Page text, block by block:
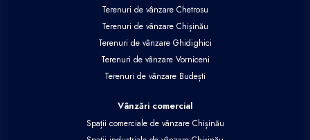
Terenuri de vânzare Chetrosu
Terenuri de vânzare Chișinău
Terenuri de vânzare Ghidighici
Terenuri de vânzare Vorniceni
Terenuri de vânzare Budești
Vânzări comercial
Spații comerciale de vânzare Chișinău